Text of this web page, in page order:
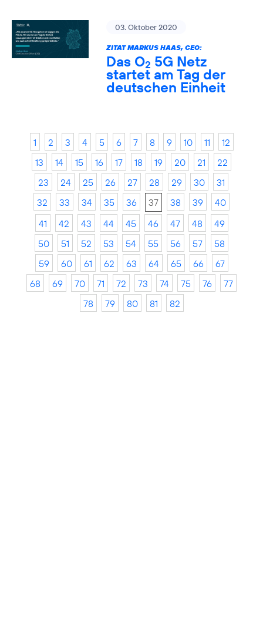
03. Oktober 2020
ZITAT MARKUS HAAS, CEO:
Das O2 5G Netz
startet am Tag der
deutschen Einheit
1 2 3 4 5 6 7 8 9 10 11
12
13
14 15 16 17 18 19 20 21
22
23
24 25 26 27 28 29 30
31
32
33 34 35 36 37 38 39
40
41
42 43 44 45 46 47 48
49
50
51 52 53 54 55 56 57
58
59
60 61 62 63 64 65 66
67
68
69 70 71 72 73 74 75 76
77
78
79 80 81 82